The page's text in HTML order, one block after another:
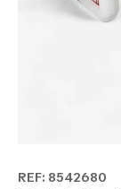
REF: 8542680